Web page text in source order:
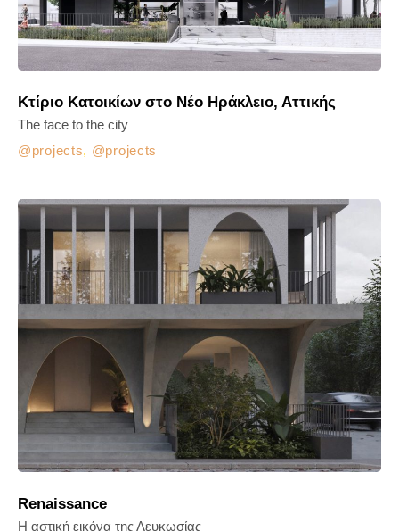
Κτίριο Κατοικίων στο Νέο Ηράκλειο, Αττικής
projects, projects
The face to the city
Renaissance
Η αστική εικόνα της Λευκωσίας